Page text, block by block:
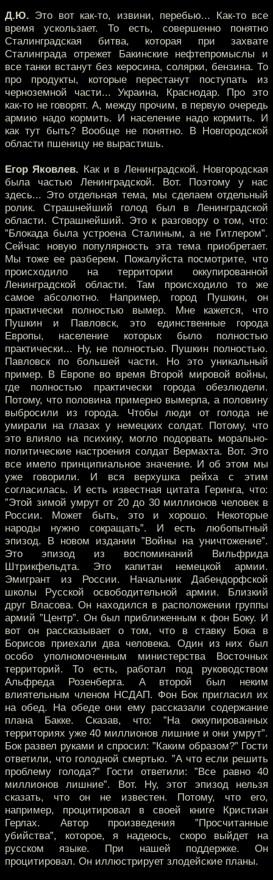
Д.Ю. Это вот как-то, извини, перебью... Как-то все
время ускользает. То есть, совершенно понятно
Сталинградская битва, которая при захвате
Сталинграда отрежет Бакинские нефтепромыслы и
все танки встанут без керосина, солярки, бензина. То
про продукты, которые перестанут поступать из
черноземной части... Украина, Краснодар. Про это
как-то не говорят. А, между прочим, в первую очередь
армию надо кормить. И население надо кормить. И
как тут быть? Вообще не понятно. В Новгородской
области пшеницу не вырастишь.
Егор Яковлев. Как и в Ленинградской. Новгородская
была частью Ленинградской. Вот. Поэтому у нас
здесь... Это отдельная тема, мы сделаем отдельный
ролик. Страшнейший голод был в Ленинградской
области. Страшнейший. Это к разговору о том, что:
”Блокада была устроена Сталиным, а не Гитлером”.
Сейчас новую популярность эта тема приобретает.
Мы тоже ее разберем. Пожалуйста посмотрите, что
происходило на территории оккупированной
Ленинградской области. Там происходило то же
самое абсолютно. Например, город Пушкин, он
практически полностью вымер. Мне кажется, что
Пушкин и Павловск, это единственные города
Европы, население которых было полностью
практически... Ну, не полностью. Пушкин полностью.
Павловск по большей части. Но это уникальный
пример. В Европе во время Второй мировой войны,
где полностью практически города обезлюдели.
Потому, что половина примерно вымерла, а половину
выбросили из города. Чтобы люди от голода не
умирали на глазах у немецких солдат. Потому, что
это влияло на психику, могло подорвать морально-
политические настроения солдат Вермахта. Вот. Это
все имело принципиальное значение. И об этом мы
уже говорили. И вся верхушка рейха с этим
согласилась. И есть известная цитата Геринга, что:
”Этой зимой умрут от 20 до 30 миллионов человек в
России. Может быть, это и хорошо. Некоторые
народы нужно сокращать”. И есть любопытный
эпизод. В новом издании ”Войны на уничтожение”.
Это эпизод из воспоминаний Вильфрида
Штрикфельдта. Это капитан немецкой армии.
Эмигрант из России. Начальник Дабендорфской
школы Русской освободительной армии. Близкий
друг Власова. Он находился в расположении группы
армий ”Центр”. Он был приближенным к фон Боку. И
вот он рассказывает о том, что в ставку Бока в
Борисов приехали два человека. Один из них был
особо уполномоченным министерства Восточных
территорий. То есть, работал под руководством
Альфреда Розенберга. А второй был неким
влиятельным членом НСДАП. Фон Бок пригласил их
на обед. На обеде они ему рассказали содержание
плана Бакке. Сказав, что: ”На оккупированных
территориях уже 40 миллионов лишние и они умрут”.
Бок развел руками и спросил: ”Каким образом?” Гости
ответили, что голодной смертью. ”А что если решить
проблему голода?” Гости ответили: ”Все равно 40
миллионов лишние”. Вот. Ну, этот эпизод нельзя
сказать, что он не известен. Потому, что его,
например, процитировал в своей книге Кристиан
Герлах. Автор произведения ”Просчитанные
убийства”, которое, я надеюсь, скоро выйдет на
русском языке. При нашей поддержке. Он
процитировал. Он иллюстрирует злодейские планы.